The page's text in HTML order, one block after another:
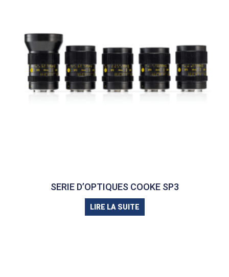
SERIE D’OPTIQUES COOKE SP3
LIRE LA SUITE